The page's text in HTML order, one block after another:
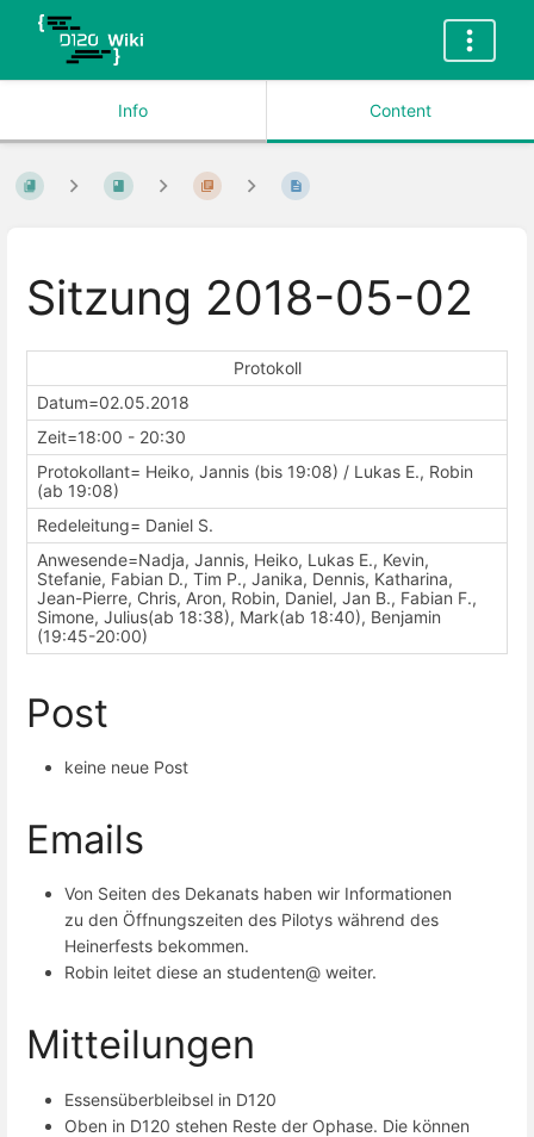
Info Content
Sitzung 2018-05-02
Protokoll
Datum=02.05.2018
Zeit=18:00 - 20:30
Protokollant= Heiko, Jannis (bis 19:08) / Lukas E., Robin
(ab 19:08)
Redeleitung= Daniel S.
Anwesende=Nadja, Jannis, Heiko, Lukas E., Kevin,
Stefanie, Fabian D., Tim P., Janika, Dennis, Katharina,
Jean-Pierre, Chris, Aron, Robin, Daniel, Jan B., Fabian F.,
Simone, Julius(ab 18:38), Mark(ab 18:40), Benjamin
(19:45-20:00)
Post
keine neue Post
Emails
Von Seiten des Dekanats haben wir Informationen
zu den Öffnungszeiten des Pilotys während des
Heinerfests bekommen.
Robin leitet diese an studenten@ weiter.
Mitteilungen
Essensüberbleibsel in D120
Oben in D120 stehen Reste der Ophase. Die können